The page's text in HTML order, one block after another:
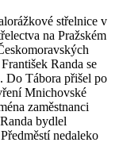
střelnice v
na Pražském
Randa se
Do Tábora přišel po
Mnichovské
zaměstnanci
bydlel
nedaleko